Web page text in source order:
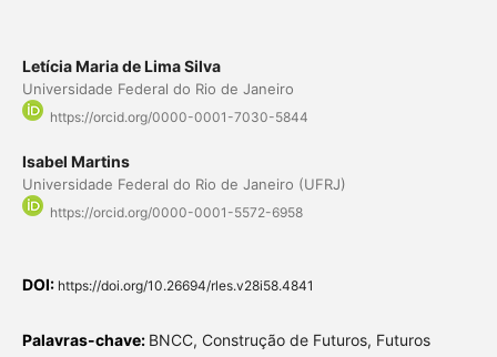
Letícia Maria de Lima Silva
Universidade Federal do Rio de Janeiro
https://orcid.org/0000-0001-7030-5844
Isabel Martins
Universidade Federal do Rio de Janeiro (UFRJ)
https://orcid.org/0000-0001-5572-6958
DOI: https://doi.org/10.26694/rles.v28i58.4841
Palavras-chave: BNCC, Construção de Futuros, Futuros